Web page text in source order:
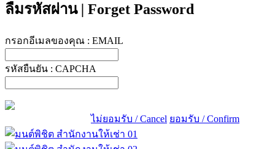
ลืมรหัสผ่าน | Forget Password
กรอกอีเมลของคุณ : EMAIL
รหัสยืนยัน : CAPCHA
ไม่ยอมรับ / Cancel ยอมรับ / Confirm